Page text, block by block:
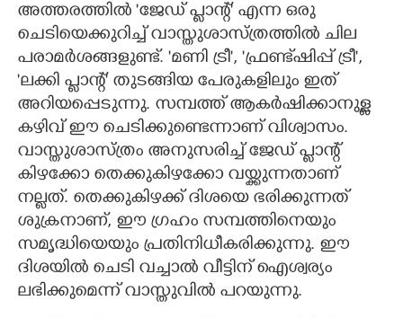
അത്തരത്തിൽ 'ജേഡ് പ്ലാന്റ്' എന്ന ഒരു
ചെടിയെക്കുറിച്ച് വാസ്തുശാസ്ത്രത്തിൽ ചില
പരാമർശങ്ങളുണ്ട്. 'മണി ട്രീ',​ 'ഫ്രണ്ട്ഷിപ്പ് ട്രീ',​
'ലക്കി പ്ലാന്റ്' തുടങ്ങിയ പേരുകളിലും ഇത്
അറിയപ്പെടുന്നു. സമ്പത്ത് ആകർഷിക്കാനുള്ള
കഴിവ് ഈ ചെടിക്കുണ്ടെന്നാണ് വിശ്വാസം.
വാസ്തുശാസ്ത്രം അനുസരിച്ച് ജേഡ് പ്ലാന്റ്
കിഴക്കോ തെക്കുകിഴക്കോ വയ്ക്കുന്നതാണ്
നല്ലത്. തെക്കുകിഴക്ക് ദിശയെ ഭരിക്കുന്നത്
ശുക്രനാണ്, ഈ ഗ്രഹം സമ്പത്തിനെയും
സമൃദ്ധിയെയും പ്രതിനിധീകരിക്കുന്നു. ഈ
ദിശയിൽ ചെടി വച്ചാൽ വീട്ടിന് ഐശ്വര്യം
ലഭിക്കുമെന്ന് വാസ്തുവിൽ പറയുന്നു.